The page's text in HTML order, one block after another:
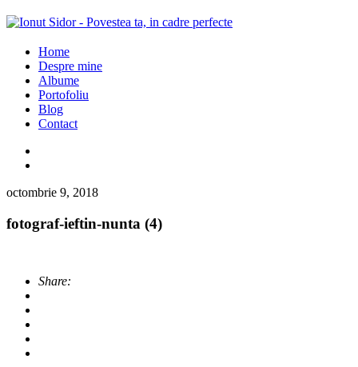
Home
Despre mine
Albume
Portofoliu
Blog
Contact
octombrie 9, 2018
fotograf-ieftin-nunta (4)
Share: